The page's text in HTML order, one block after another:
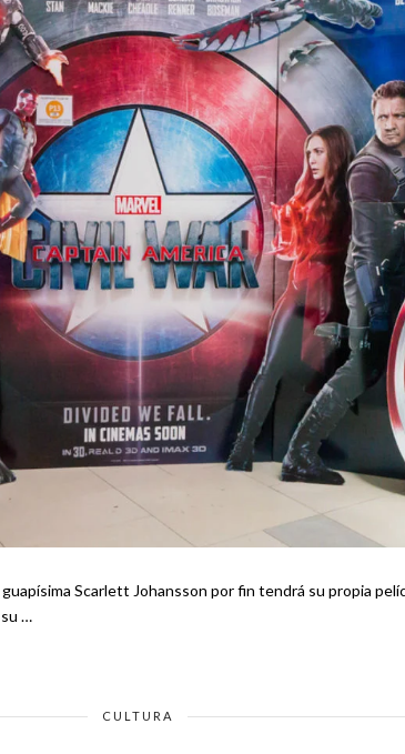
Johansson por fin tendrá su propia película. Desde hace un
…
CULTURA